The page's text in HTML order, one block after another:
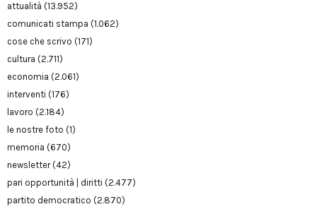
attualità (13.952)
comunicati stampa (1.062)
cose che scrivo (171)
cultura (2.711)
economia (2.061)
interventi (176)
lavoro (2.184)
le nostre foto (1)
memoria (670)
newsletter(42)
pari opportunità | diritti (2.477)
partito democratico (2.870)